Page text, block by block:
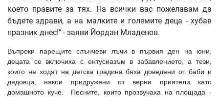
което правите за тях. На всички вас пожелавам да
бъдете здрави, а на малките и големите деца - хубав
празник днес!" - заяви Йордан Младенов.
Въпреки парещите слънчеви лъчи в първия ден на юни,
децата се включиха с ентусиазъм в забавлението, а тези,
които не ходят на детска градина бяха доведени от баби и
дядовци, някои придружени от верни приятели като
домашното куче. Песните, които прозвучаха на площада -